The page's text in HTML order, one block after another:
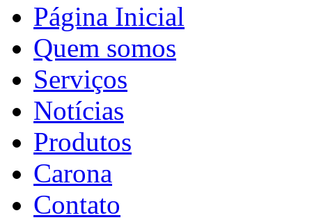
Página Inicial
Quem somos
Serviços
Notícias
Produtos
Carona
Contato